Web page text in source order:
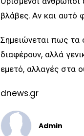
βλάβες. Αν και αυτό
Σημειώνεται πως τα
διαφέρουν, αλλά
εμετό, αλλαγές στα
dnews.gr
Admin